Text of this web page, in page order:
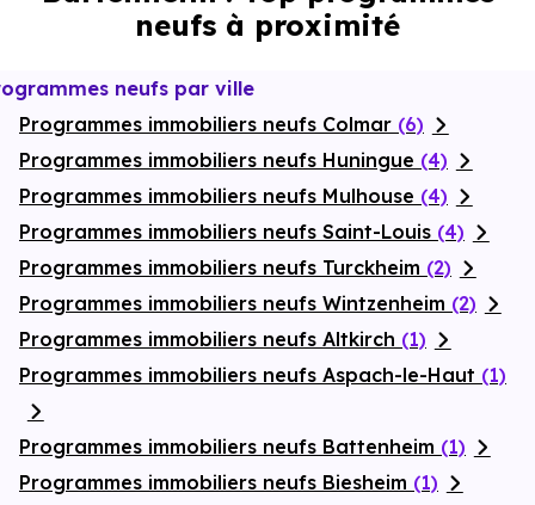
beaux jours, laterrasse attenante au salon devient un lieu
privilégié, prolongée par unjardin privatifengazonné.
famille, dans un environnement calme et verdoyant. Une
adresse idéale pour s’installer durablement à Bartenheim, à
deux pas de Bâle.
neufs à proximité
neufs par ville
Programmes immobiliers neufs Colmar (6)
Programmes immobiliers neufs Huningue (4)
Programmes immobiliers neufs Mulhouse (4)
Programmes immobiliers neufs Saint-Louis (4)
Programmes immobiliers neufs Turckheim (2)
Programmes immobiliers neufs Wintzenheim (2)
Programmes immobiliers neufs Altkirch (1)
Programmes immobiliers neufs Aspach-le-Haut (1)
Programmes immobiliers neufs Battenheim (1)
Programmes immobiliers neufs Biesheim (1)